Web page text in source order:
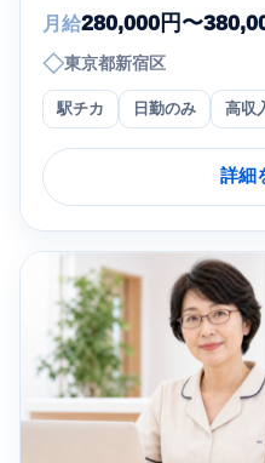
月給280,000円〜
◇東京都新宿区
駅チカ 日勤のみ 高収
詳細